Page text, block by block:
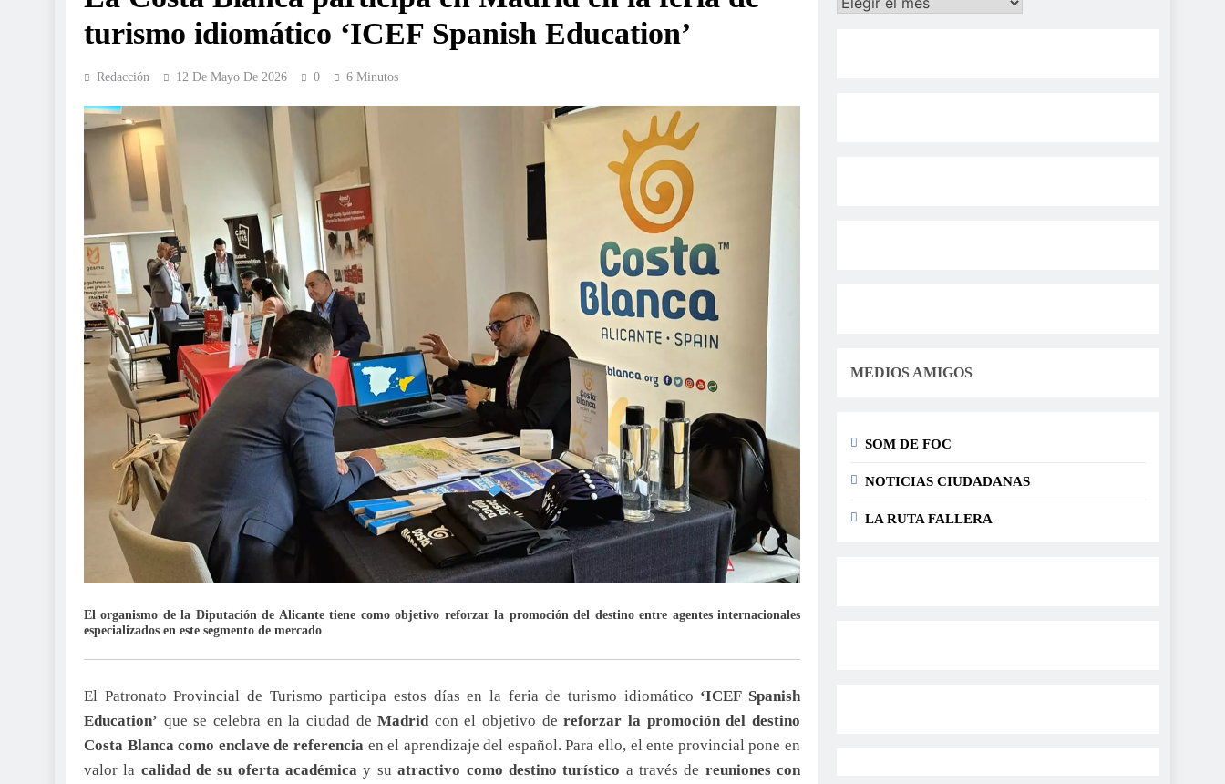
turismo idiomático ‘ICEF Spanish Education’
Redacción 12 De Mayo De 2026 0 6 Minutos
El organismo de la Diputación de Alicante tiene como objetivo reforzar la promoción del destino entre agentes internacionales
especializados en este segmento de mercado
El Patronato Provincial de Turismo participa estos días en la feria de turismo idiomático ‘ICEF Spanish
Education’ que se celebra en la ciudad deMadrid con el objetivo dereforzar la promoción del destino
Costa Blanca como enclave de referencia en el aprendizaje del español. Para ello, el ente provincial pone en
valor la calidad de su oferta académica y suatractivo como destino turístico a través de reuniones con
MEDIOS AMIGOS
SOM DE FOC
NOTICIAS CIUDADANAS
LA RUTA FALLERA